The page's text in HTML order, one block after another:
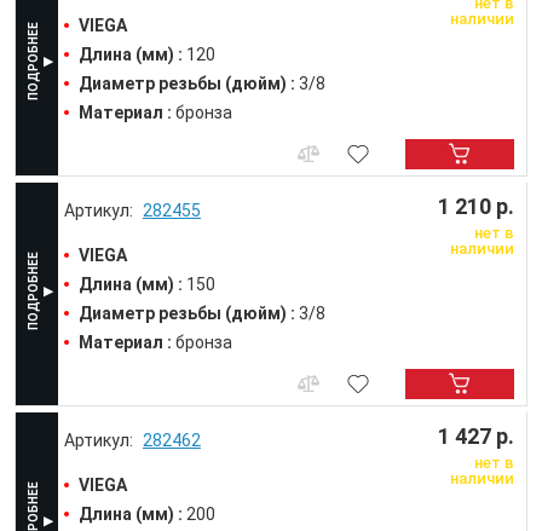
VIEGA
Длина (мм) : 120
Диаметр резьбы (дюйм) : 3/8
Материал : бронза
наличии
282455
VIEGA
Длина (мм) : 150
Диаметр резьбы (дюйм) : 3/8
Материал : бронза
1 210 р.
нет в
наличии
282462
VIEGA
Длина (мм) : 200
1 427 р.
нет в
наличии